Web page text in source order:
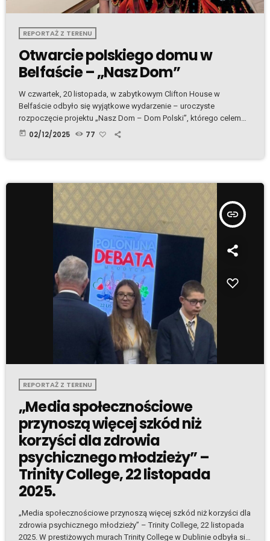
REPORTAŻ Z TERENU
Otwarcie polskiego domu w
Belfaście – „Nasz Dom”
W czwartek, 20 listopada, w zabytkowym Clifton House w
Belfaście odbyło się wyjątkowe wydarzenie – uroczyste
rozpoczęcie projektu „Nasz Dom – Dom Polski”, którego celem
jest dokumentowanie historii i doświadczeń Polaków
ważne wystąpienia, rozmowy, wspólne wspomnienia oraz muzyka
today 02/12/2025 77
insert_link
REPORTAŻ Z TERENU
„Media społecznościowe
przynoszą więcej szkód niż
korzyści dla zdrowia
psychicznego młodzieży” –
Trinity College, 22 listopada
2025.
„Media społecznościowe przynoszą więcej szkód niż korzyści dla
zdrowia psychicznego młodzieży” – Trinity College, 22 listopada
2025. W prestiżowych murach Trinity College w Dublinie odbyła się